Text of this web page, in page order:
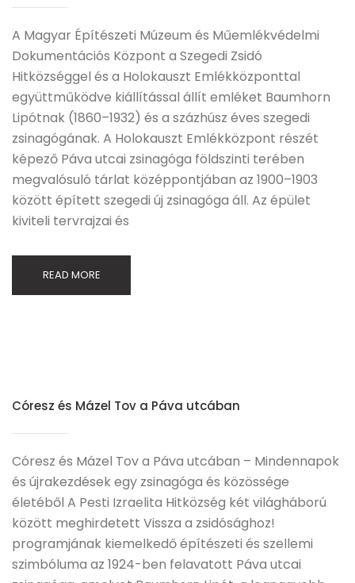
A Magyar Építészeti Múzeum és Műemlékvédelmi
Dokumentációs Központ a Szegedi Zsidó
Hitközséggel és a Holokauszt Emlékközponttal
együttműködve kiállítással állít emléket Baumhorn
Lipótnak (1860–1932) és a százhúsz éves szegedi
zsinagógának. A Holokauszt Emlékközpont részét
képező Páva utcai zsinagóga földszinti terében
megvalósuló tárlat középpontjában az 1900–1903
között épített szegedi új zsinagóga áll. Az épület
kiviteli tervrajzai és
READ MORE
Córesz és Mázel Tov a Páva utcában
Córesz és Mázel Tov a Páva utcában – Mindennapok
és újrakezdések egy zsinagóga és közössége
életéből A Pesti Izraelita Hitközség két világháború
között meghirdetett Vissza a zsidósághoz!
programjának kiemelkedő építészeti és szellemi
szimbóluma az 1924-ben felavatott Páva utcai